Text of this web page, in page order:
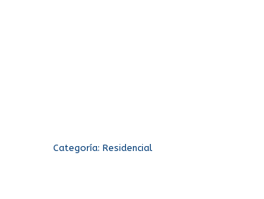
Categoría: Residencial